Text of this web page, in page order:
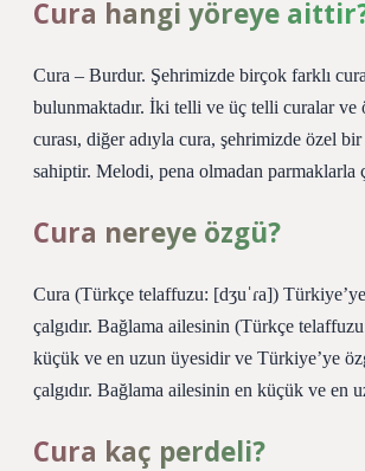
Cura hangi yöreye
Cura – Burdur. Şehrimizde birçok farklı
bulunmaktadır. İki telli ve üç telli curalar ve
curası, diğer adıyla cura, şehrimizde özel
sahiptir. Melodi, pena olmadan parmaklarla
Cura nereye özgü?
Cura (Türkçe telaffuzu: [dʒuˈɾa])
çalgıdır. Bağlama ailesinin (Türkçe
küçük ve en uzun üyesidir ve Türkiye’ye
çalgıdır. Bağlama ailesinin en küçük ve en
Cura kaç perdeli?